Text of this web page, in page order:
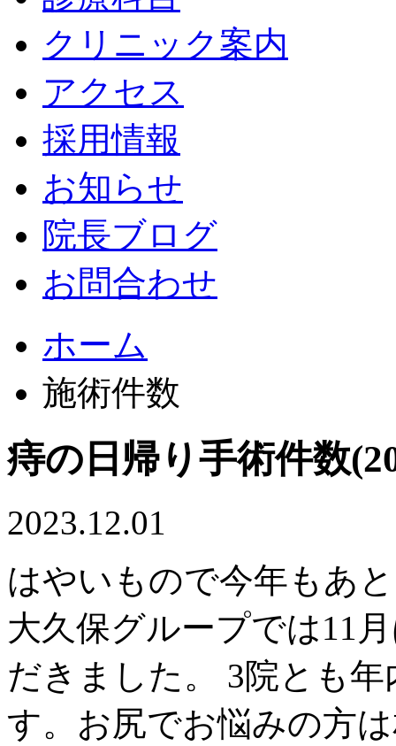
クリニック案内
アクセス
採用情報
お知らせ
院長ブログ
お問合わせ
ホーム
施術件数
痔の日帰り手術件数
2023.12.01
はやいもので今年もあ
大久保グループでは11
だきました。 3院とも
す。お尻でお悩みの方